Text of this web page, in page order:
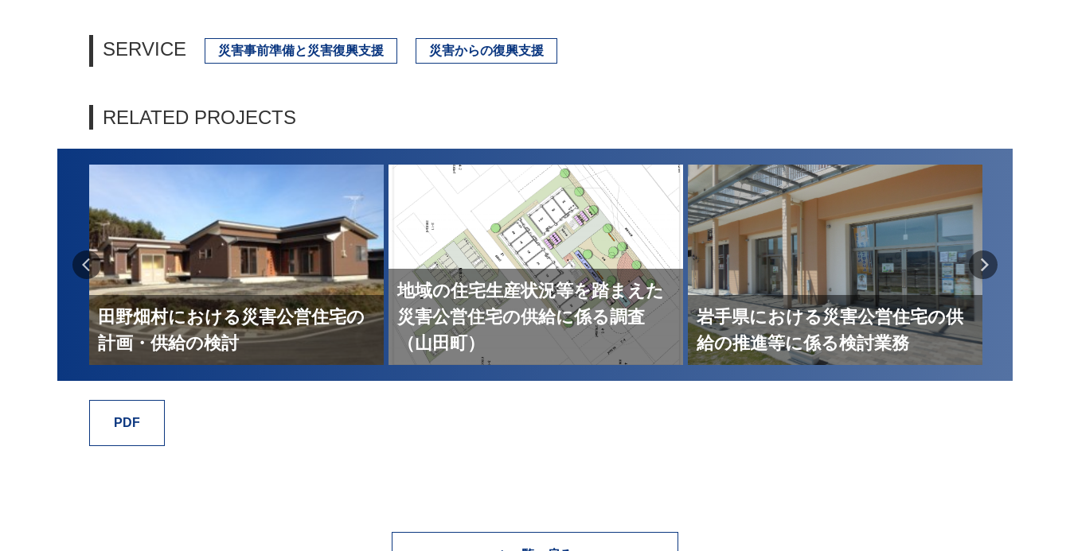
SERVICE 災害事前準備と災害復興支援 災害からの復興支援
RELATED PROJECTS
田野畑村における災害公営住宅の
計画・供給の検討
地域の住宅生産状況等を踏まえた
災害公営住宅の供給に係る調査
（山田町）
岩手県における災害公営住宅の供
給の推進等に係る検討業務
PDF